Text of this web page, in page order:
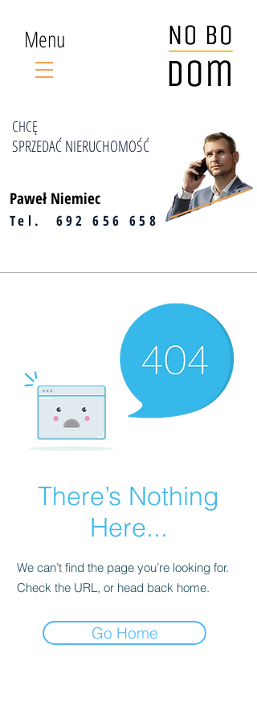
Menu
Paweł Niemiec
CHCĘ
SPRZEDAĆ NIERUCHOMOŚĆ
Tel. 692 656 658
There’s Nothing
Here...
We can’t find the page you’re looking for.
Check the URL, or head back home.
Go Home